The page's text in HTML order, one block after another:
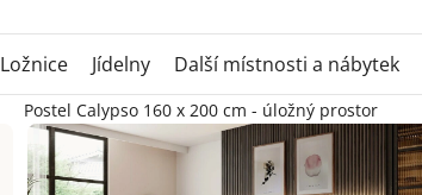
Ložnice Jídelny Další místnosti a nábytek
Postel Calypso 160 x 200 cm - úložný prostor